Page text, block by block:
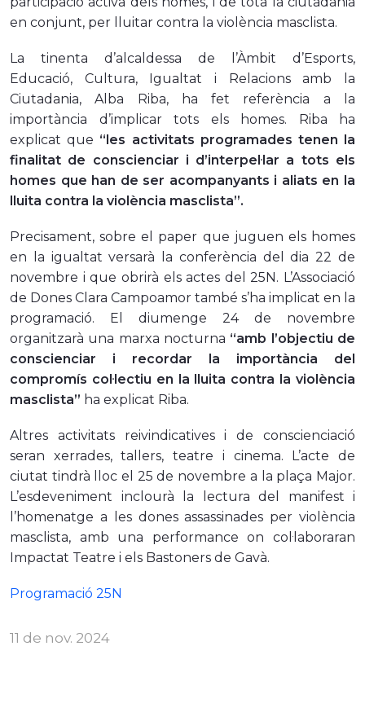
en conjunt, per lluitar contra la violència masclista.
La tinenta d’alcaldessa de l’Àmbit d’Esports,
Educació, Cultura, Igualtat i Relacions amb la
Ciutadania, Alba Riba, ha fet referència a la
importància d’implicar tots els homes. Riba ha
explicat que “les activitats programades tenen la
finalitat de conscienciar i d’interpel·lar a tots els
homes que han de ser acompanyants i aliats en la
lluita contra la violència masclista”.
Precisament, sobre el paper que juguen els homes
en la igualtat versarà la conferència del dia 22 de
novembre i que obrirà els actes del 25N. L’Associació
de Dones Clara Campoamor també s’ha implicat en la
programació. El diumenge 24 de novembre
organitzarà una marxa nocturna “amb l’objectiu de
conscienciar i recordar la importància del
compromís col·lectiu en la lluita contra la violència
masclista” ha explicat Riba.
Altres activitats reivindicatives i de conscienciació
seran xerrades, tallers, teatre i cinema. L’acte de
ciutat tindrà lloc el 25 de novembre a la plaça Major.
L’esdeveniment inclourà la lectura del manifest i
l’homenatge a les dones assassinades per violència
masclista, amb una performance on col·laboraran
Impactat Teatre i els Bastoners de Gavà.
Programació 25N
11 de nov. 2024